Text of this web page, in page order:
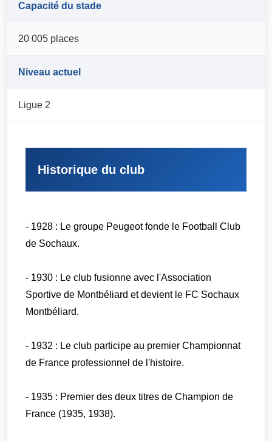
Capacité du stade
20 005 places
Niveau actuel
Ligue 2
Historique du club
- 1928 : Le groupe Peugeot fonde le Football Club
de Sochaux.
- 1930 : Le club fusionne avec l'Association
Sportive de Montbéliard et devient le FC Sochaux
Montbéliard.
- 1932 : Le club participe au premier Championnat
de France professionnel de l'histoire.
- 1935 : Premier des deux titres de Champion de
France (1935, 1938).